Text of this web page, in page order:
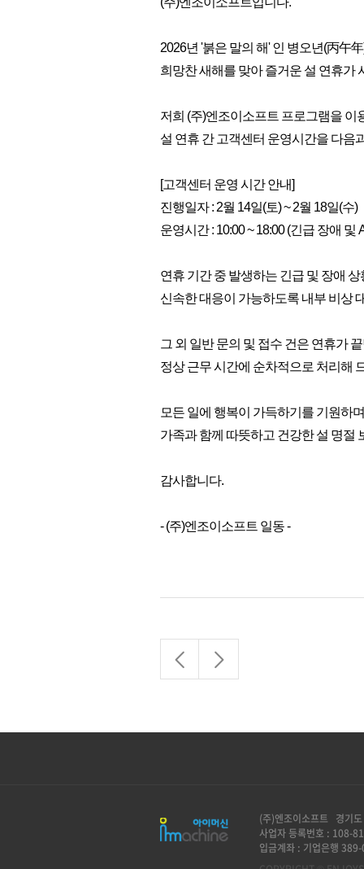
2026년 '붉은 말의 해' 인 병오년(丙午年
희망찬 새해를 맞아 즐거운 설 연휴가
저희 (주)엔조이소프트 프로그램을 이
설 연휴 간 고객센터 운영시간을 다음
[고객센터 운영 시간 안내]
진행일자 : 2월 14일(토) ~ 2월 18일(수)
운영시간 : 10:00 ~ 18:00 (긴급 장애 및
연휴 기간 중 발생하는 긴급 및 장애
신속한 대응이 가능하도록 내부 비상
그 외 일반 문의 및 접수 건은 연휴가
정상 근무 시간에 순차적으로 처리해
모든 일에 행복이 가득하기를 기원하며
가족과 함께 따뜻하고 건강한 설 명절
감사합니다.
- (주)엔조이소프트 일동 -
(주)엔조이소프트 경기
사업자 등록번호 : 108-
입금계좌 : 기업은행